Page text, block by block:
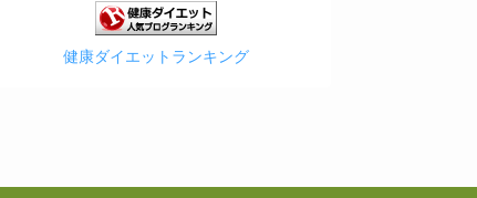
健康ダイエットランキング